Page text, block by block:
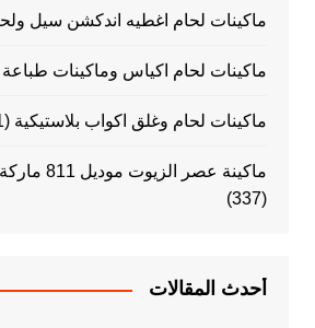
ماكينات لحام اغطيه اندكشن سيل
ماكينات لحام اكياس وماكينات طباعة
ماكينات لحام وغلق اكواب بلاستيكية (1)
ماكينة عصر الزيوت موديل 811 ماركة المهندس منسي
(337)
أحدث المقالات